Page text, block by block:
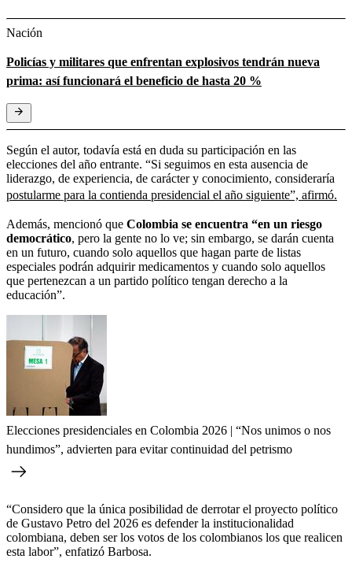
Nación
Policías y militares que enfrentan explosivos tendrán nueva
prima: así funcionará el beneficio de hasta 20 %
Según el autor, todavía está en duda su participación en las
elecciones del año entrante. “Si seguimos en esta ausencia de
liderazgo, de experiencia, de carácter y conocimiento, consideraría
postularme para la contienda presidencial el año siguiente”, afirmó.
Además, mencionó que Colombia se encuentra “en un riesgo
democrático, pero la gente no lo ve; sin embargo, se darán cuenta
en un futuro, cuando solo aquellos que hagan parte de listas
especiales podrán adquirir medicamentos y cuando solo aquellos
que pertenezcan a un partido político tengan derecho a la
educación”.
Elecciones presidenciales en Colombia 2026 | “Nos unimos o nos
hundimos”, advierten para evitar continuidad del petrismo
“Considero que la única posibilidad de derrotar el proyecto político
de Gustavo Petro del 2026 es defender la institucionalidad
colombiana, deben ser los votos de los colombianos los que realicen
esta labor”, enfatizó Barbosa.